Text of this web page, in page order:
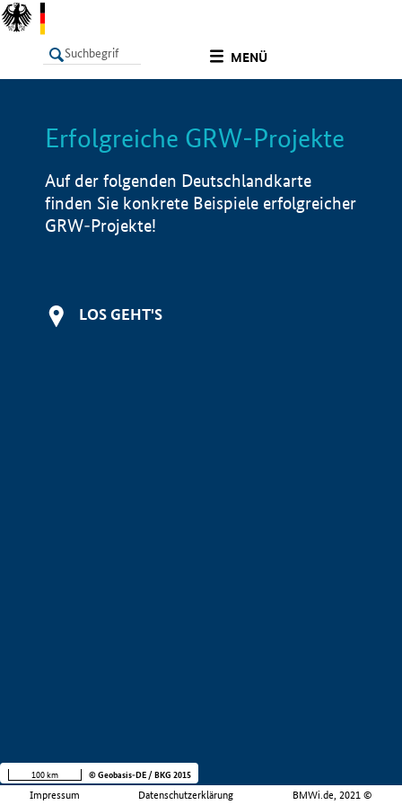
MENÜ
LISTE Info
Erfolgreiche GRW-Projekte
Auf der folgenden Deutschlandkarte
finden Sie konkrete Beispiele erfolgreicher
GRW-Projekte!
LOS GEHT'S
Impressum Datenschutzerklärung BMWi.de, 2021 ©
100 km © Geobasis-DE / BKG 2015